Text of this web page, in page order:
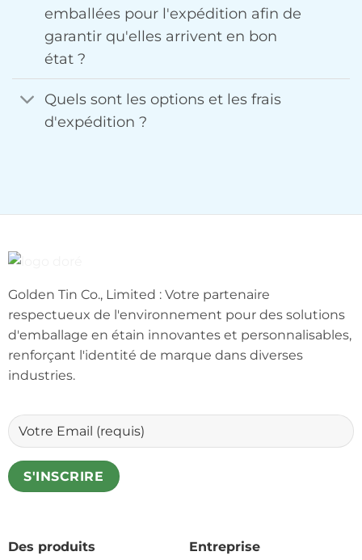
emballées pour l'expédition afin de
garantir qu'elles arrivent en bon
état ?
Quels sont les options et les frais
d'expédition ?
Des produits
Entreprise
Golden Tin Co., Limited : Votre partenaire
respectueux de l'environnement pour des solutions
d'emballage en étain innovantes et personnalisables,
renforçant l'identité de marque dans diverses
industries.